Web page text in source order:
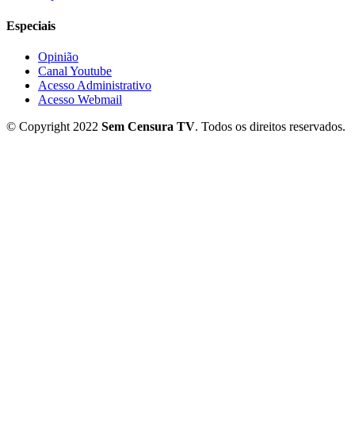
Especiais
Opinião
Canal Youtube
Acesso Administrativo
Acesso Webmail
© Copyright 2022 Sem Censura TV. Todos os direitos reservados.